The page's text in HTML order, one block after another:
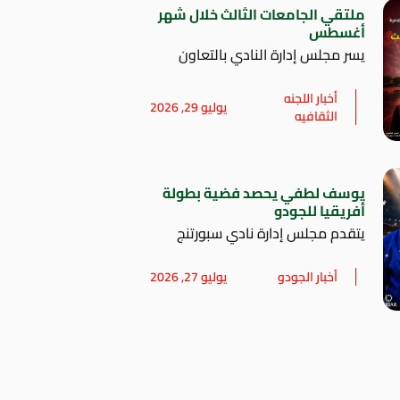
ملتقي الجامعات الثالث خلال شهر
أغسطس
يسر مجلس إدارة النادي بالتعاون
أخبار اللجنه
الثقافيه يوليو 29, 2026
يوسف لطفي يحصد فضية بطولة
أفريقيا للجودو
يتقدم مجلس إدارة نادي سبورتنج
أخبار الجودو يوليو 27, 2026